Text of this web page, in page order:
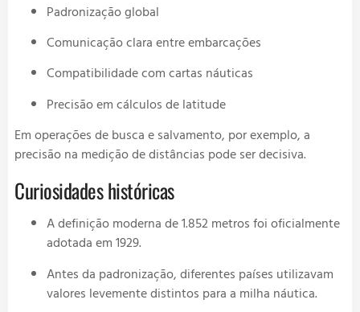
Padronização global
Comunicação clara entre embarcações
Compatibilidade com cartas náuticas
Precisão em cálculos de latitude
Em operações de busca e salvamento, por exemplo, a
precisão na medição de distâncias pode ser decisiva.
Curiosidades históricas
A definição moderna de 1.852 metros foi oficialmente
adotada em 1929.
Antes da padronização, diferentes países utilizavam
valores levemente distintos para a milha náutica.